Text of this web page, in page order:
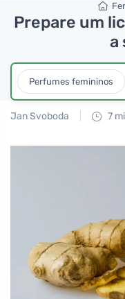
Prepare um
a
Perfumes femininos
Jan Svoboda 7